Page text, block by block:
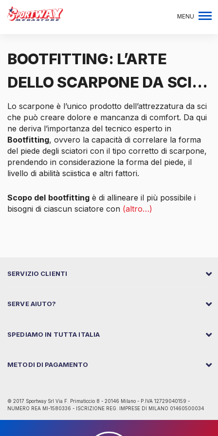
MENU
BOOTFITTING: L’ARTE
DELLO SCARPONE DA SCI…
Lo scarpone è l’unico prodotto dell’attrezzatura da sci
che può creare dolore e mancanza di comfort. Da qui
ne deriva l’importanza del tecnico esperto in
Bootfitting, ovvero la capacità di correlare la forma
del piede degli sciatori con il tipo corretto di scarpone,
prendendo in considerazione la forma del piede, il
livello di abilità sciistica e altri fattori.
Scopo del bootfitting è di allineare il più possibile i
bisogni di ciascun sciatore con (altro…)
SERVIZIO CLIENTI
SERVE AIUTO?
SPEDIAMO IN TUTTA ITALIA
METODI DI PAGAMENTO
© 2017 Sportway Srl Via F. Primaticcio 8 - 20146 Milano - P.IVA 12729040159 -
NUMERO REA MI-1580336 - ISCRIZIONE REG. IMPRESE DI MILANO 01460500034